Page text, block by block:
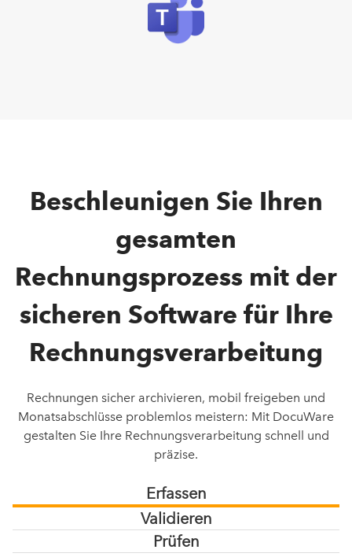
Beschleunigen Sie Ihren
gesamten
Rechnungsprozess mit der
sicheren Software für Ihre
Rechnungsverarbeitung
Rechnungen sicher archivieren, mobil freigeben und
Monatsabschlüsse problemlos meistern: Mit DocuWare
gestalten Sie Ihre Rechnungsverarbeitung schnell und
präzise.
Erfassen
Validieren
Prüfen